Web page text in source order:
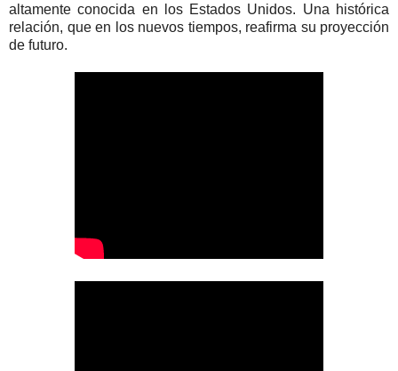
altamente conocida en los Estados Unidos. Una histórica
relación, que en los nuevos tiempos, reafirma su proyección
de futuro.